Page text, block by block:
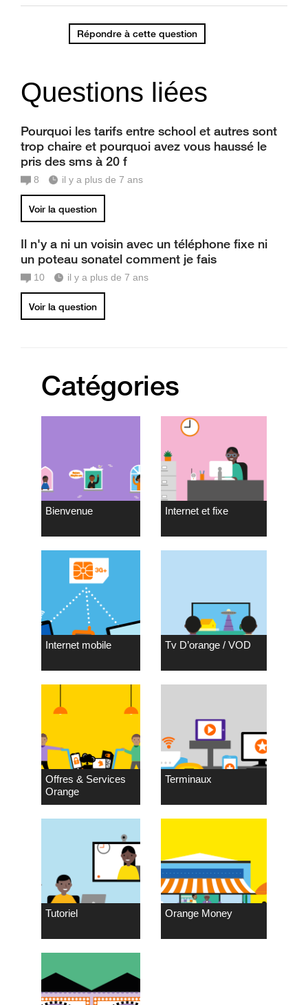
Répondre à cette question
Questions liées
Pourquoi les tarifs entre school et autres sont
trop chaire et pourquoi avez vous haussé le
pris des sms à 20 f
8 il y a plus de 7 ans
Voir la question
Il n'y a ni un voisin avec un téléphone fixe ni
un poteau sonatel comment je fais
10 il y a plus de 7 ans
Voir la question
Catégories
Bienvenue Internet et fixe
Internet mobile Tv D’orange / VOD
Offres & Services
Orange
Terminaux
Tutoriel Orange Money